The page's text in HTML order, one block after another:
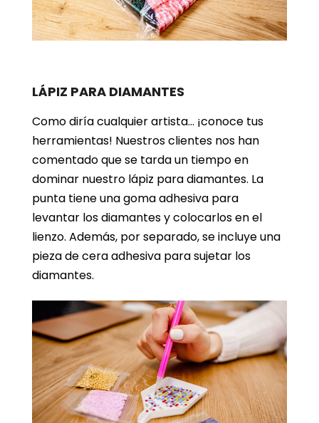
LÁPIZ PARA DIAMANTES
Como diría cualquier artista… ¡conoce tus
herramientas! Nuestros clientes nos han
comentado que se tarda un tiempo en
dominar nuestro lápiz para diamantes. La
punta tiene una goma adhesiva para
levantar los diamantes y colocarlos en el
lienzo. Además, por separado, se incluye una
pieza de cera adhesiva para sujetar los
diamantes.